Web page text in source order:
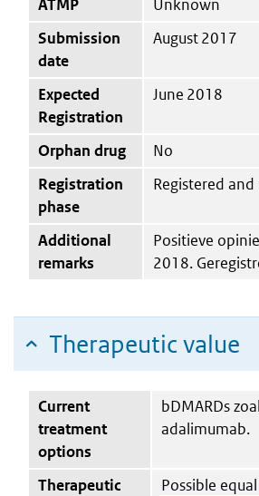
ATMP
Unknown
Submission
date
August 2017
Expected
Registration
June 2018
Orphan drug
No
Registration
phase
Registered
Additional
remarks
Positieve
2018.
Therapeutic value
Current
treatment
options
bDMARDs
adalimumab.
Therapeutic
Possible